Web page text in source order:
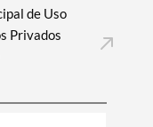
de Uso
Privados